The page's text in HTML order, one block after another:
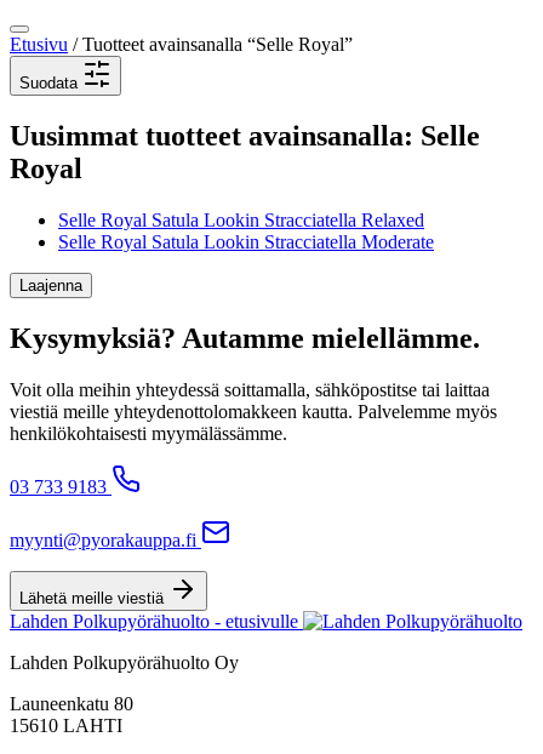
Etusivu / Tuotteet avainsanalla “Selle Royal”
Suodata
Uusimmat tuotteet avainsanalla: Selle
Royal
Selle Royal Satula Lookin Stracciatella Relaxed
Selle Royal Satula Lookin Stracciatella Moderate
Laajenna
Kysymyksiä? Autamme mielellämme.
Voit olla meihin yhteydessä soittamalla, sähköpostitse tai laittaa
viestiä meille yhteydenottolomakkeen kautta. Palvelemme myös
henkilökohtaisesti myymälässämme.
03 733 9183
myynti@pyorakauppa.fi
Lähetä meille viestiä
Lahden Polkupyörähuolto - etusivulle
Lahden Polkupyörähuolto Oy
Launeenkatu 80
15610 LAHTI